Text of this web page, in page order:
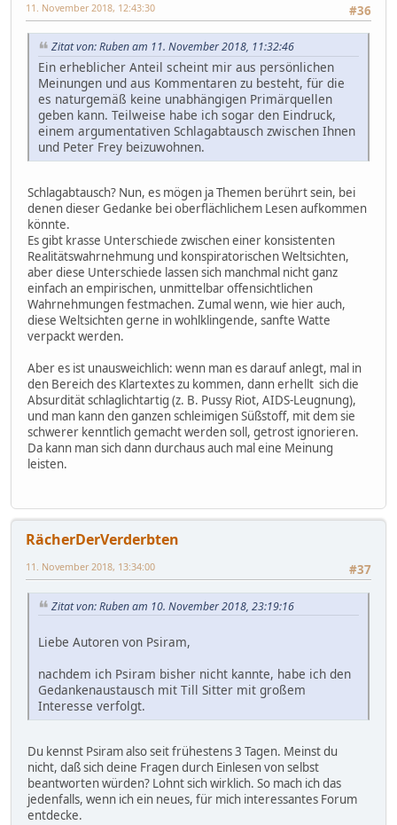
#36
11. November 2018, 12:43:30
Zitat von: Ruben am 11. November 2018, 11:32:46
Ein erheblicher Anteil scheint mir aus persönlichen
Meinungen und aus Kommentaren zu besteht, für die
es naturgemäß keine unabhängigen Primärquellen
geben kann. Teilweise habe ich sogar den Eindruck,
einem argumentativen Schlagabtausch zwischen Ihnen
und Peter Frey beizuwohnen.
Schlagabtausch? Nun, es mögen ja Themen berührt sein, bei
denen dieser Gedanke bei oberflächlichem Lesen aufkommen
könnte.
Es gibt krasse Unterschiede zwischen einer konsistenten
Realitätswahrnehmung und konspiratorischen Weltsichten,
aber diese Unterschiede lassen sich manchmal nicht ganz
einfach an empirischen, unmittelbar offensichtlichen
Wahrnehmungen festmachen. Zumal wenn, wie hier auch,
diese Weltsichten gerne in wohlklingende, sanfte Watte
verpackt werden.
Aber es ist unausweichlich: wenn man es darauf anlegt, mal in
den Bereich des Klartextes zu kommen, dann erhellt sich die
Absurdität schlaglichtartig (z. B. Pussy Riot, AIDS-Leugnung),
und man kann den ganzen schleimigen Süßstoff, mit dem sie
schwerer kenntlich gemacht werden soll, getrost ignorieren.
Da kann man sich dann durchaus auch mal eine Meinung
leisten.
RächerDerVerderbten
#37
11. November 2018, 13:34:00
Zitat von: Ruben am 10. November 2018, 23:19:16
Liebe Autoren von Psiram,
nachdem ich Psiram bisher nicht kannte, habe ich den
Gedankenaustausch mit Till Sitter mit großem
Interesse verfolgt.
Du kennst Psiram also seit frühestens 3 Tagen. Meinst du
nicht, daß sich deine Fragen durch Einlesen von selbst
beantworten würden? Lohnt sich wirklich. So mach ich das
jedenfalls, wenn ich ein neues, für mich interessantes Forum
entdecke.